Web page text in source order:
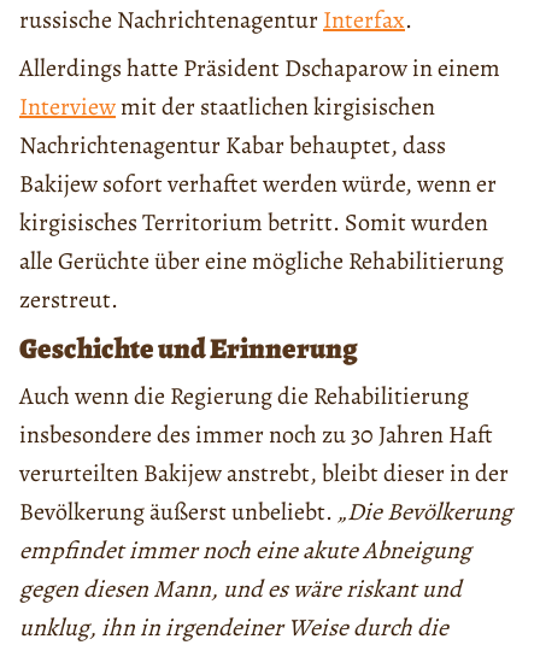
russische NachrichtenagenturInterfax.
Allerdings hatte Präsident Dschaparow in einem
Interviewmit der staatlichen kirgisischen
Nachrichtenagentur Kabar behauptet, dass
Bakijew sofort verhaftet werden würde, wenn er
kirgisisches Territorium betritt. Somit wurden
alle Gerüchte über eine mögliche Rehabilitierung
zerstreut.
Geschichte und Erinnerung
Auch wenn die Regierung die Rehabilitierung
insbesondere des immer noch zu 30 Jahren Haft
verurteilten Bakijew anstrebt, bleibt dieser in der
Bevölkerung äußerst unbeliebt.„Die Bevölkerung
empfindet immer noch eine akute Abneigung
gegen diesen Mann, und es wäre riskant und
unklug, ihn in irgendeiner Weise durch die